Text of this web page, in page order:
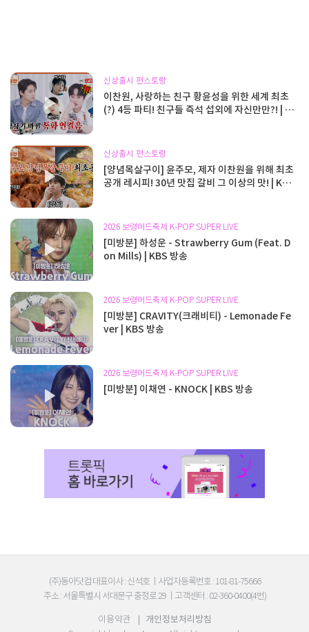
신상출시 편스토랑
이찬원, 사랑하는 친구 황윤성을 위한 세계 최초
(?) 4등 파티! 친구들 즉석 섭외에 자신만만?! | K
신상출시 편스토랑
[양념목살구이] 윤주모, 제자 이찬원을 위해 최초
공개 레시피! 30년 맛집 갈비 그 이상의 맛! | KBS
2026 보령머드축제 K-POP SUPER LIVE
[미방분] 하성운 - Strawberry Gum (Feat. D
on Mills) | KBS 방송
2026 보령머드축제 K-POP SUPER LIVE
[미방분] CRAVITY(크래비티) - Lemonade Fe
ver | KBS 방송
2026 보령머드축제 K-POP SUPER LIVE
[미방분] 이채연 - KNOCK | KBS 방송
(주)동아닷컴 대표이사 : 신석호
사업자등록번호 : 101-81-75666
주소 : 서울특별시 서대문구 충정로 29
고객센터 : 02-360-0400(4번)
이용약관
| 개인정보처리방침